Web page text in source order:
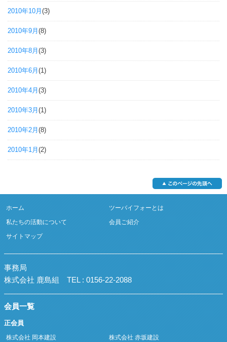
2010年10月 (3)
2010年9月 (8)
2010年8月 (3)
2010年6月 (1)
2010年4月 (3)
2010年3月 (1)
2010年2月 (8)
2010年1月 (2)
ホーム
ツーバイフォーとは
私たちの活動について
会員ご紹介
サイトマップ
事務局
株式会社 鹿島組
TEL : 0156-22-2088
会員一覧
正会員
株式会社 岡本建設
株式会社 赤坂建設